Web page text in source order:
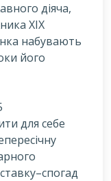
діяча,
ХІХ
набувають
його
для себе